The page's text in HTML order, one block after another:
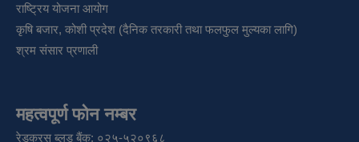
राष्ट्रिय योजना आयोग
कृषि बजार, कोशी प्रदेश (दैनिक तरकारी तथा फलफुल मुल्यका लागि)
श्रम संसार प्रणाली
महत्वपूर्ण फोन नम्बर
रेडक्रस ब्लड बैंक: ०२५-५२०९६८